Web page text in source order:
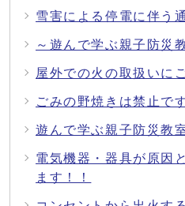
雪害による停電に伴う
～遊んで学ぶ親子防災
屋外での火の取扱いに
ごみの野焼きは禁止で
遊んで学ぶ親子防災教
電気機器・器具が原因
ます！！